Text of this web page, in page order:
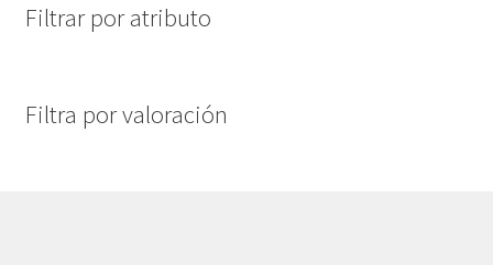
Filtrar por atributo
Filtra por valoración